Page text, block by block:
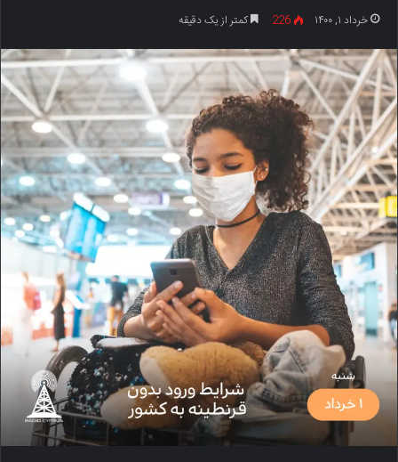
خرداد ۱, ۱۴۰۰ 226 کمتر از یک دقیقه